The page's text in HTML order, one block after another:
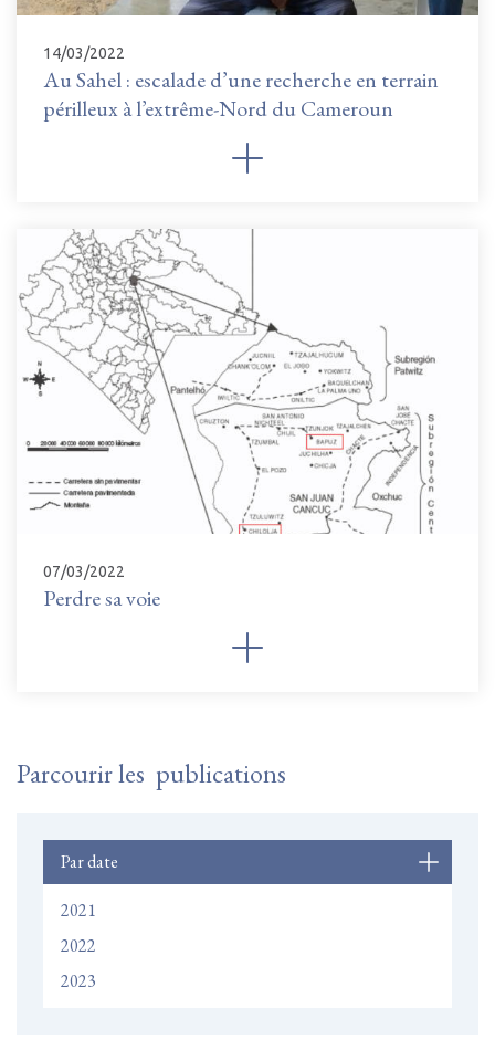
14/03/2022
Au Sahel : escalade d’une recherche en terrain
périlleux à l’extrême-Nord du Cameroun
07/03/2022
Perdre sa voie
Parcourir les publications
Par date
2021
2022
2023